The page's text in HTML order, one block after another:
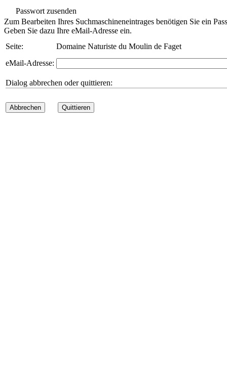
Passwort zusenden
Zum Bearbeiten Ihres Suchmaschineneintrages benötigen Sie ein
Geben Sie dazu Ihre eMail-Adresse ein.
Seite:
Domaine Naturiste du Moulin de Faget
eMail-Adresse:
Dialog abbrechen oder quittieren:
Abbrechen Quittieren